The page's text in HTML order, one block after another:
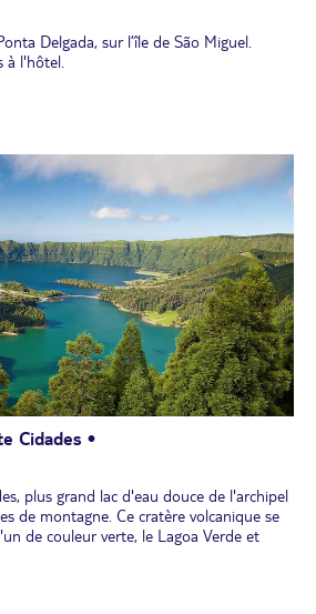
Delgada, sur l’île de São Miguel.
à l'hôtel.
Cidades •
plus grand lac d'eau douce de l'archipel
de montagne. Ce cratère volcanique se
de couleur verte, le Lagoa Verde et
La légende raconte que ce sont les
ces couleurs caractéristiques. Le point